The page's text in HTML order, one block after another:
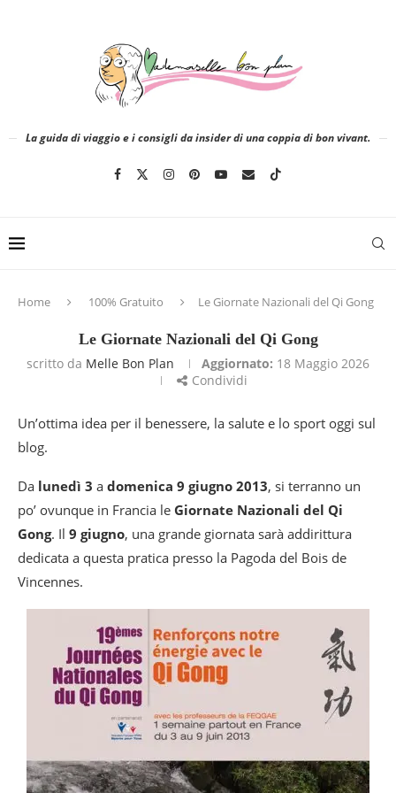
La guida di viaggio e i consigli da insider di una coppia di bon vivant.
Home 100% Gratuito Le Giornate Nazionali del Qi Gong
Le Giornate Nazionali del Qi Gong
scritto da Melle Bon Plan Aggiornato: 18 Maggio 2026
Condividi
Un’ottima idea per il benessere, la salute e lo sport oggi sul
blog.
Da lunedì 3 a domenica 9 giugno 2013, si terranno un
po’ ovunque in Francia le Giornate Nazionali del Qi
Gong. Il 9 giugno, una grande giornata sarà addirittura
dedicata a questa pratica presso la Pagoda del Bois de
Vincennes.